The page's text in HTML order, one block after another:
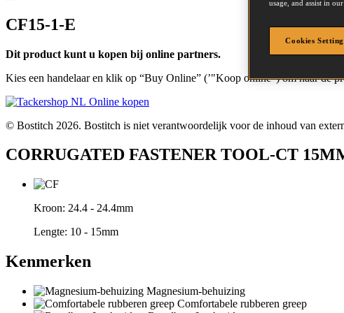
CF15-1-E
Dit product kunt u kopen bij online partners.
Kies een handelaar en klik op “Buy Online” (’"Koop online") om naar de
Online kopen
© Bostitch 2026. Bostitch is niet verantwoordelijk voor de inhoud van
CORRUGATED FASTENER TOOL-CT
Kroon: 24.4 - 24.4mm
Lengte: 10 - 15mm
Kenmerken
Magnesium-behuizing
Comfortabele rubberen greep
usage, and assist in
Cookies